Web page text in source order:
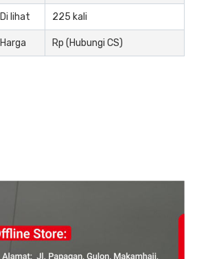
Di lihat 225 kali
Harga Rp (Hubungi CS)